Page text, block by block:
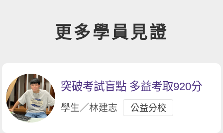
更多學員見證
突破考試盲點 多益考取920分
學生／林建志 公益分校